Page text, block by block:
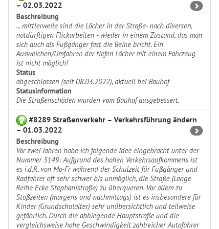
– 02.03.2022
Beschreibung
... mittlerweile sind die Löcher in der Straße- nach diversen,
notdürftigen Flickarbeiten - wieder in einem Zustand, das man
sich auch als Fußgänger fast die Beine bricht. Ein
Ausweichen/Umfahren der tiefen Löcher mit einem Fahrzeug
ist nicht möglich!
Status
abgeschlossen (seit 08.03.2022), aktuell bei Bauhof
Statusinformation
Die Straßenschäden wurden vom Bauhof ausgebessert.
#8289 Straßenverkehr – Verkehrsführung ändern
– 01.03.2022
Beschreibung
Vor zwei Jahren habe ich folgende Idee eingebracht unter der
Nummer 5149: Aufgrund des hohen Verkehrsaufkommens ist
es i.d.R. von Mo-Fr während der Schulzeit für Fußgänger und
Radfahrer oft sehr schwer bis unmöglich, die Straße (Lange
Reihe Ecke Stephanistraße) zu überqueren. Vor allem zu
Stoßzeiten (morgens und nachmittags) ist es insbesondere für
Kinder (Grundschulalter) sehr unübersichtlich und teilweise
gefährlich. Durch die abbiegende Hauptstraße und die
vergleichsweise hohe Geschwindigkeit zahlreicher Autofahrer